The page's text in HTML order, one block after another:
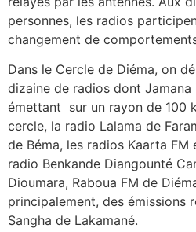
personnes, les radios
changement de
Dans le Cercle de Diéma, on
dizaine de radios dont Jamana
émettant sur un rayon de 100
cercle, la radio Lalama de
de Béma, les radios Kaarta
radio Benkande Diangounté
Dioumara, Raboua FM de
principalement, des émissions
Sangha de Lakamané.